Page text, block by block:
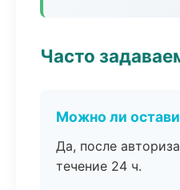
Часто
Можно ли
Да, после
течение 24 ч.